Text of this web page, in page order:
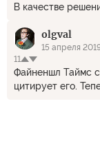
В качестве
olgval
15 апреля
11
Файненшл Таймс
цитирует его.